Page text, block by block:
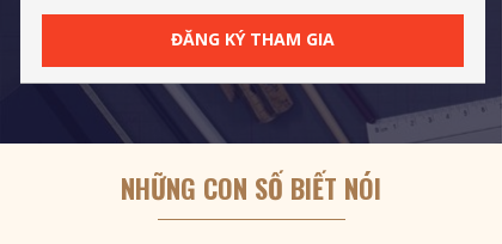
ĐĂNG KÝ THAM GIA
NHỮNG CON SỐ BIẾT NÓI